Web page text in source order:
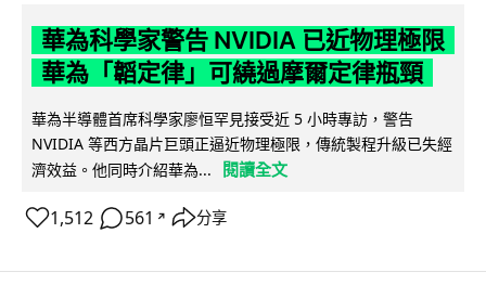
華為科學家警告 NVIDIA 已近物理極限
華為「韜定律」可繞過摩爾定律瓶頸
華為半導體首席科學家廖恒罕見接受近 5 小時專訪，警告
NVIDIA 等西方晶片巨頭正逼近物理極限，傳統製程升級已失經
濟效益。他同時介紹華為...
閱讀全文
1,512 561 ↗ 分享